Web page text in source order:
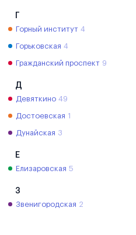
Г
Горный институт 4
Горьковская 4
Гражданский проспект 9
Д
Девяткино 49
Достоевская 1
Дунайская 3
Е
Елизаровская 5
З
Звенигородская 2